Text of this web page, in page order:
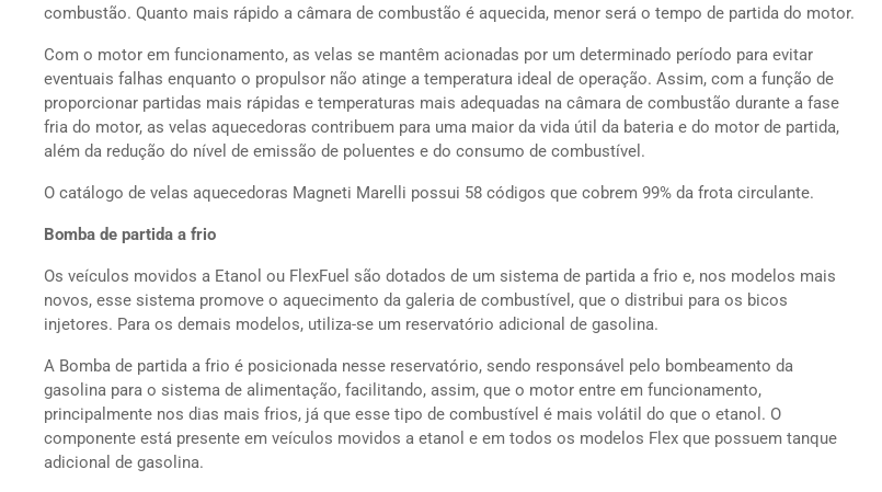
combustão. Quanto mais rápido a câmara de combustão é aquecida, menor será o tempo de partida do motor.
Com o motor em funcionamento, as velas se mantêm acionadas por um determinado período para evitar
eventuais falhas enquanto o propulsor não atinge a temperatura ideal de operação. Assim, com a função de
proporcionar partidas mais rápidas e temperaturas mais adequadas na câmara de combustão durante a fase
fria do motor, as velas aquecedoras contribuem para uma maior da vida útil da bateria e do motor de partida,
além da redução do nível de emissão de poluentes e do consumo de combustível.
O catálogo de velas aquecedoras Magneti Marelli possui 58 códigos que cobrem 99% da frota circulante.
Bomba de partida a frio
Os veículos movidos a Etanol ou FlexFuel são dotados de um sistema de partida a frio e, nos modelos mais
novos, esse sistema promove o aquecimento da galeria de combustível, que o distribui para os bicos
injetores. Para os demais modelos, utiliza-se um reservatório adicional de gasolina.
A Bomba de partida a frio é posicionada nesse reservatório, sendo responsável pelo bombeamento da
gasolina para o sistema de alimentação, facilitando, assim, que o motor entre em funcionamento,
principalmente nos dias mais frios, já que esse tipo de combustível é mais volátil do que o etanol. O
componente está presente em veículos movidos a etanol e em todos os modelos Flex que possuem tanque
adicional de gasolina.